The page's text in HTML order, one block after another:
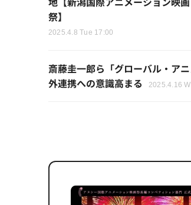
祭】
2025.4.8 Tue 17:00
斎藤圭一郎ら「グローバル・ア
外連携への意識高まる
2025.4.16